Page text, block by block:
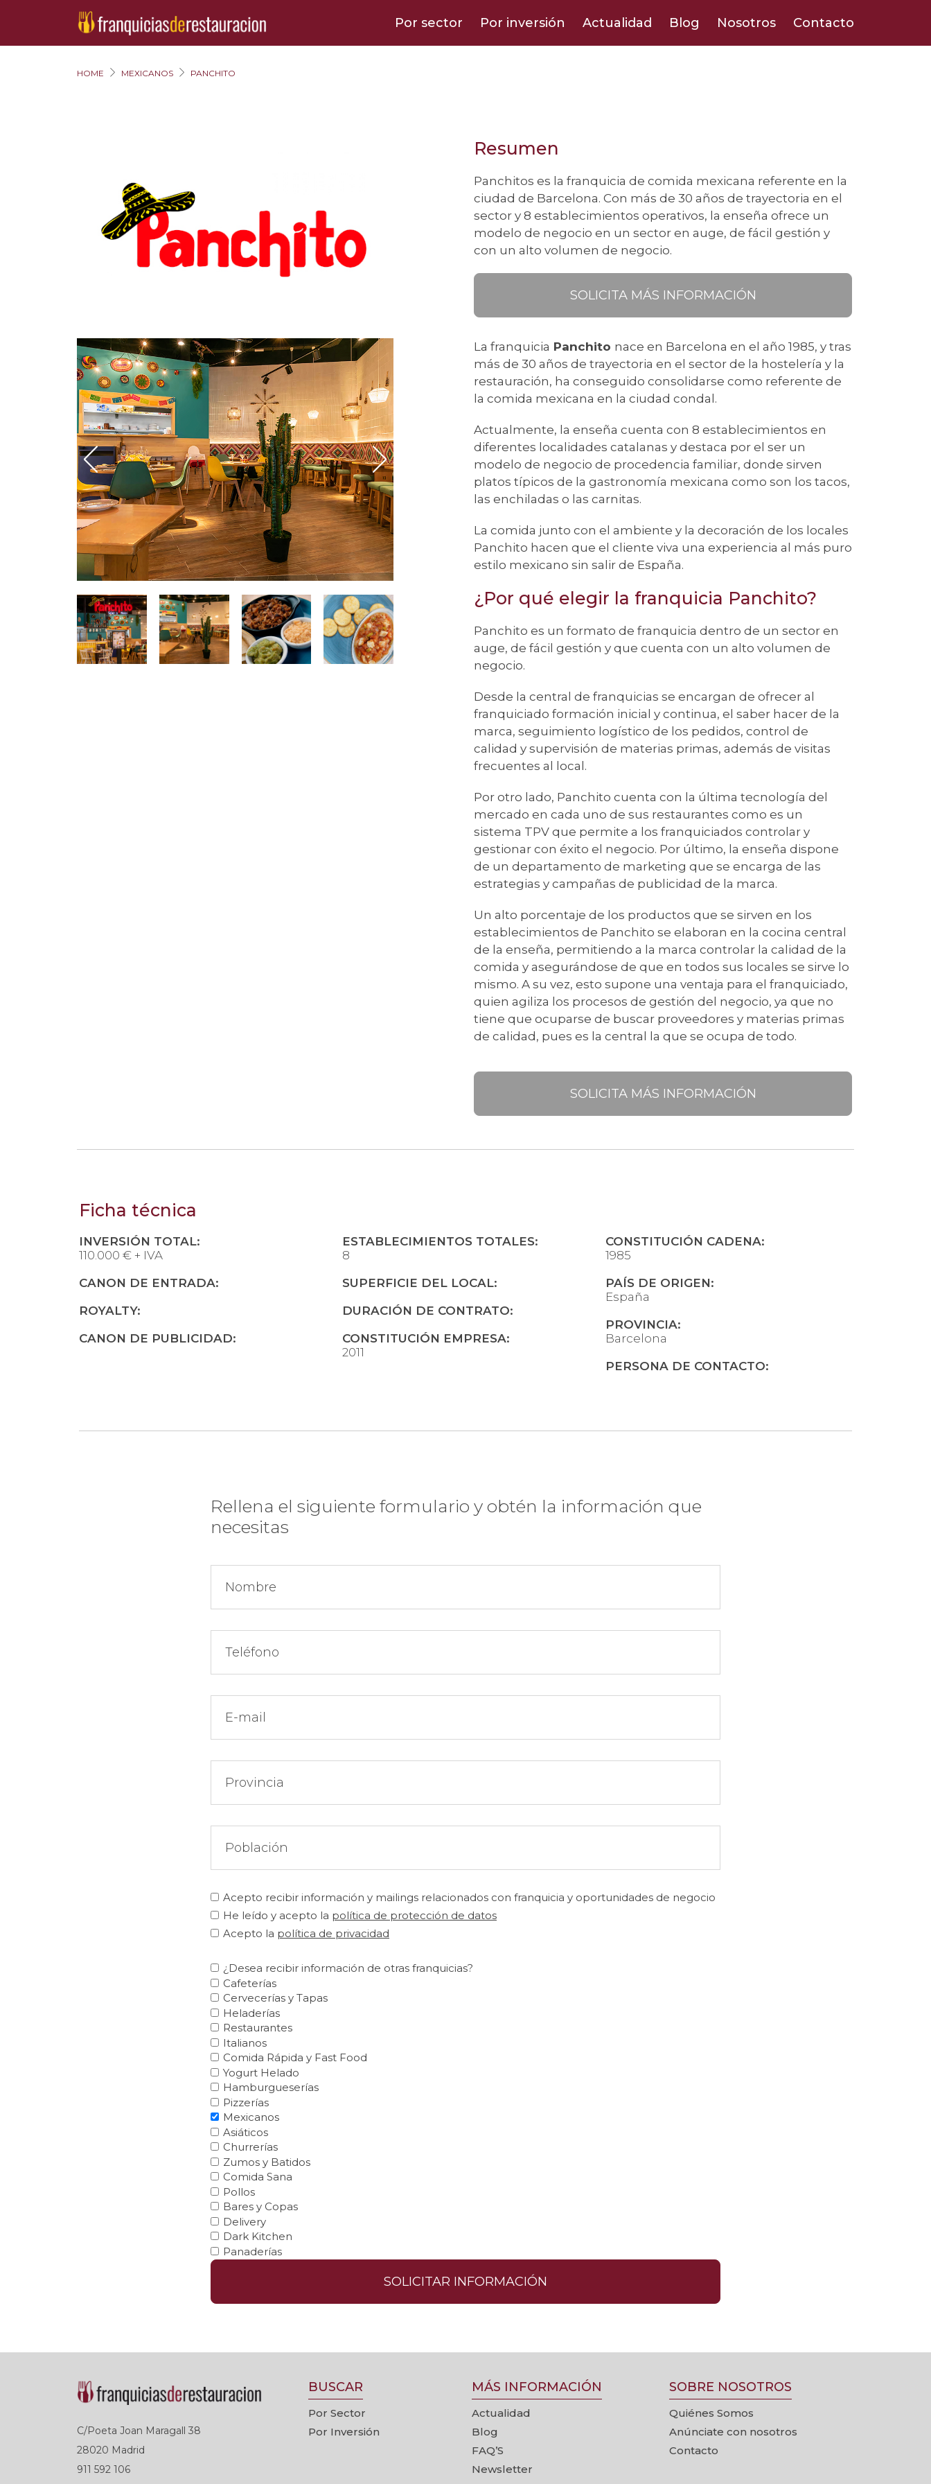
Por sector Por inversión Actualidad Blog Nosotros Contacto
HOME MEXICANOS PANCHITO
Resumen
Panchitos es la franquicia de comida mexicana referente en la
ciudad de Barcelona. Con más de 30 años de trayectoria en el
sector y 8 establecimientos operativos, la enseña ofrece un
modelo de negocio en un sector en auge, de fácil gestión y
con un alto volumen de negocio.
SOLICITA MÁS INFORMACIÓN
La franquicia Panchito nace en Barcelona en el año 1985, y tras
más de 30 años de trayectoria en el sector de la hostelería y la
restauración, ha conseguido consolidarse como referente de
la comida mexicana en la ciudad condal.
Actualmente, la enseña cuenta con 8 establecimientos en
diferentes localidades catalanas y destaca por el ser un
modelo de negocio de procedencia familiar, donde sirven
platos típicos de la gastronomía mexicana como son los tacos,
las enchiladas o las carnitas.
La comida junto con el ambiente y la decoración de los locales
Panchito hacen que el cliente viva una experiencia al más puro
estilo mexicano sin salir de España.
¿Por qué elegir la franquicia Panchito?
Panchito es un formato de franquicia dentro de un sector en
auge, de fácil gestión y que cuenta con un alto volumen de
negocio.
Desde la central de franquicias se encargan de ofrecer al
franquiciado formación inicial y continua, el saber hacer de la
marca, seguimiento logístico de los pedidos, control de
calidad y supervisión de materias primas, además de visitas
frecuentes al local.
Por otro lado, Panchito cuenta con la última tecnología del
mercado en cada uno de sus restaurantes como es un
sistema TPV que permite a los franquiciados controlar y
gestionar con éxito el negocio. Por último, la enseña dispone
de un departamento de marketing que se encarga de las
estrategias y campañas de publicidad de la marca.
Un alto porcentaje de los productos que se sirven en los
establecimientos de Panchito se elaboran en la cocina central
de la enseña, permitiendo a la marca controlar la calidad de la
comida y asegurándose de que en todos sus locales se sirve lo
mismo. A su vez, esto supone una ventaja para el franquiciado,
quien agiliza los procesos de gestión del negocio, ya que no
tiene que ocuparse de buscar proveedores y materias primas
de calidad, pues es la central la que se ocupa de todo.
SOLICITA MÁS INFORMACIÓN
Ficha técnica
INVERSIÓN TOTAL:
110.000 € + IVA
CANON DE ENTRADA:
ROYALTY:
CANON DE PUBLICIDAD:
ESTABLECIMIENTOS TOTALES:
8
SUPERFICIE DEL LOCAL:
DURACIÓN DE CONTRATO:
CONSTITUCIÓN EMPRESA:
2011
CONSTITUCIÓN CADENA:
1985
PAÍS DE ORIGEN:
España
PROVINCIA:
Barcelona
PERSONA DE CONTACTO:
Rellena el siguiente formulario y obtén la información que
necesitas
Acepto recibir información y mailings relacionados con franquicia y oportunidades de negocio
He leído y acepto la política de protección de datos
Acepto la política de privacidad
¿Desea recibir información de otras franquicias?
Cafeterías
Cervecerías y Tapas
Heladerías
Restaurantes
Italianos
Comida Rápida y Fast Food
Yogurt Helado
Hamburgueserías
Pizzerías
Mexicanos
Asiáticos
Churrerías
Zumos y Batidos
Comida Sana
Pollos
Bares y Copas
Delivery
Dark Kitchen
Panaderías
SOLICITAR INFORMACIÓN
C/Poeta Joan Maragall 38
28020 Madrid
911 592 106
BUSCAR
Por Sector
Por Inversión
MÁS INFORMACIÓN
Actualidad
Blog
FAQ’S
Newsletter
SOBRE NOSOTROS
Quiénes Somos
Anúnciate con nosotros
Contacto